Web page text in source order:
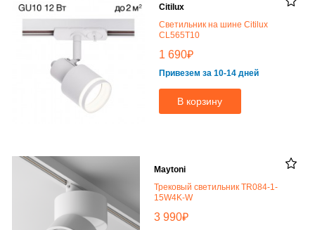
Citilux
Светильник на шине Citilux
CL565T10
1 690₽
Привезем за 10-14 дней
В корзину
Maytoni
Трековый светильник TR084-1-
15W4K-W
3 990₽